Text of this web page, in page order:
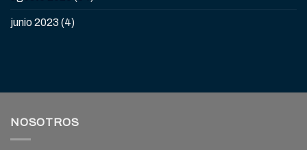
junio 2023 (4)
NOSOTROS